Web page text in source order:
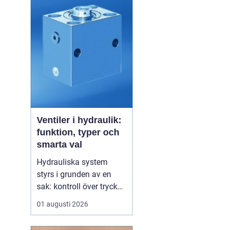
Ventiler i hydraulik:
funktion, typer och
smarta val
Hydrauliska system
styrs i grunden av en
sak: kontroll över tryck
och flöde. I centrum står
Ventiler
01 augusti 2026